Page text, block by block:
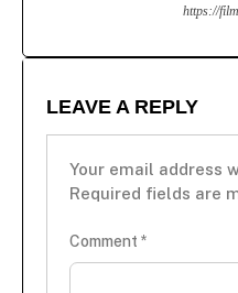
https://
LEAVE A REPLY
Your email address
Required fields are
Comment *